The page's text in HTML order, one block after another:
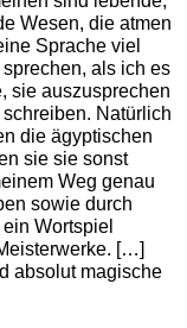
Wesen, die atmen
Sprache viel
sprechen, als ich es
sie auszusprechen
schreiben. Natürlich
die ägyptischen
sie sie sonst
Weg genau
sowie durch
Wortspiel
[…]
absolut magische